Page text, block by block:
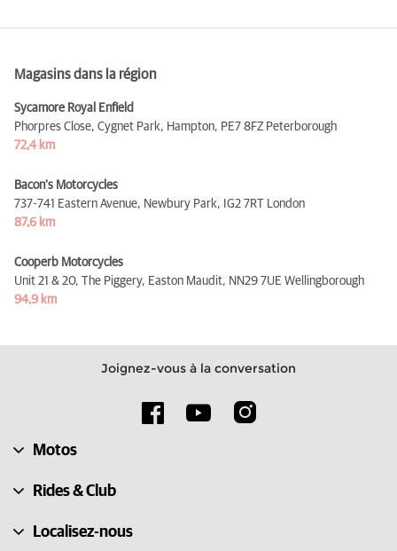
Magasins dans la région
Sycamore Royal Enfield
Phorpres Close, Cygnet Park, Hampton, PE7 8FZ Peterborough
72,4 km
Bacon's Motorcycles
737-741 Eastern Avenue, Newbury Park, IG2 7RT London
87,6 km
Cooperb Motorcycles
Unit 21 & 20, The Piggery, Easton Maudit, NN29 7UE Wellingborough
94,9 km
Joignez-vous à la conversation
Motos
Rides & Club
Localisez-nous